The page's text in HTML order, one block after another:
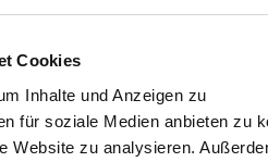
Cookies
Inhalte und Anzeigen zu
für soziale Medien anbieten zu
Website zu analysieren.
modernen User-